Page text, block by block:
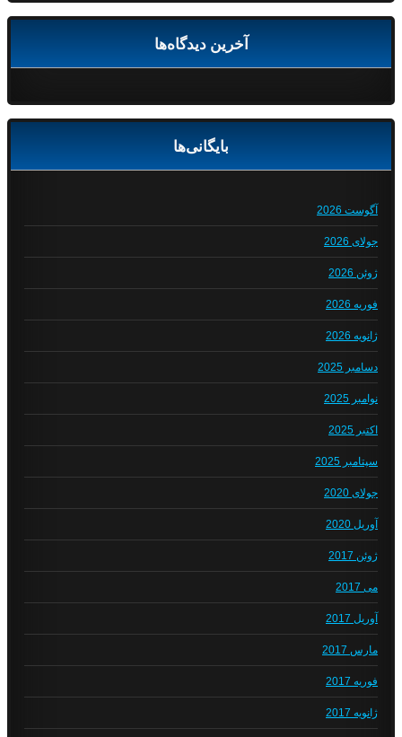
آخرین دیدگاه‌ها
بایگانی‌ها
آگوست 2026
جولای 2026
ژوئن 2026
فوریه 2026
ژانویه 2026
دسامبر 2025
نوامبر 2025
اکتبر 2025
سپتامبر 2025
جولای 2020
آوریل 2020
ژوئن 2017
می 2017
آوریل 2017
مارس 2017
فوریه 2017
ژانویه 2017